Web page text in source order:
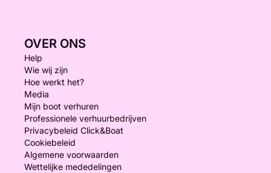
OVER ONS
Help
Wie wij zijn
Hoe werkt het?
Media
Mijn boot verhuren
Professionele verhuurbedrijven
Privacybeleid Click&Boat
Cookiebeleid
Algemene voorwaarden
Wettelijke mededelingen